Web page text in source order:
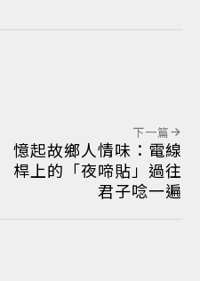
下一篇
憶起故鄉人情味：電線
桿上的「夜啼貼」過往
君子唸一遍